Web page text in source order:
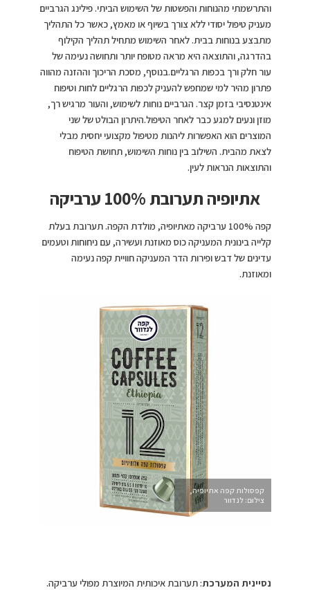
והתרשמתי מהנוחות והפשטות של השימוש הביתי. פילינג הגרביים
מעניק טיפול יסודי ללא צורך בשיוף או מאמץ, כאשר כל התהליך
מתבצע בנוחות בבית. לאחר השימוש מתחיל תהליך הקילוף
בהדרגה, והתוצאה היא מראה מטופח יותר ותחושה נעימה של
עור חלק ורך בכפות הרגליים.בנוסף, מסכת הריכוך וההזנה מהווה
פתרון מהיר למי שמחפש להעניק לכפות הרגליים לחות וטיפוח
אינטנסיבי בזמן קצר. הגרביים נוחות לשימוש, והעור מרגיש רך,
מוזן ונעים למגע כבר לאחר הטיפול.היתרון הבולט של שני
המוצרים הוא האפשרות ליהנות מטיפול מקצועי יחסית מבלי
לצאת מהבית. השילוב בין נוחות השימוש, תחושת הטיפוח
והתוצאות הנראות לעין.
אתיופיה תערובת 100% ערביקה
קפה 100% ערביקה מאתיופיה, מולדת הקפה. תערובת בעלת
קלייה בינונית המעניקה כוס מאוזנת ועשירה, עם ניחוחות וטעמים
עדינים של דבש ופירות הדר המעניקה חוויית קפה נעימה
ומאוזנת.
קפסולות קפה אתיופיה,
צילום: לנדוור
נסיינית המערכת: תערובת איכותית המיוצרת מפולי ערביקה.